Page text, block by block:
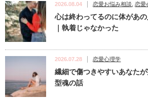
2026.08.04 恋愛お悩み相談 ,恋愛
心は終わってるのに体があ
｜執着じゃなかった
2026.07.28 恋愛心理学
繊細で傷つきやすいあなた
型魂の話